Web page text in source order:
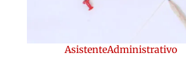
AsistenteAdministrativo